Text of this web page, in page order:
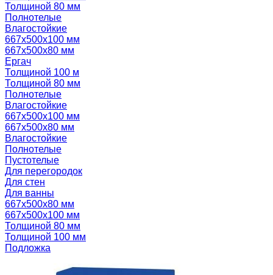
Толщиной 80 мм
Полнотелые
Влагостойкие
667х500х100 мм
667х500х80 мм
Ергач
Толщиной 100 м
Толщиной 80 мм
Полнотелые
Влагостойкие
667х500х100 мм
667х500х80 мм
Влагостойкие
Полнотелые
Пустотелые
Для перегородок
Для стен
Для ванны
667х500х80 мм
667х500х100 мм
Толщиной 80 мм
Толщиной 100 мм
Подложка